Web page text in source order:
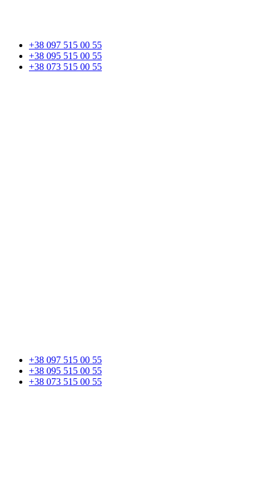
+38 097 515 00 55
+38 095 515 00 55
+38 073 515 00 55
+38 097 515 00 55
+38 095 515 00 55
+38 073 515 00 55